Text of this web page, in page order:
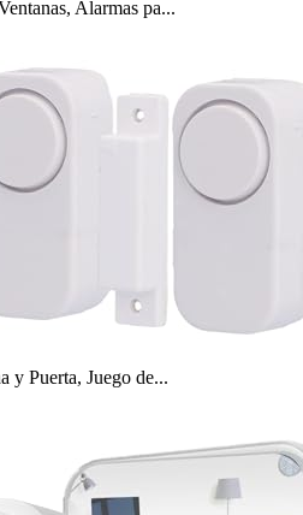
Alarmas pa...
y Puerta, Juego de...